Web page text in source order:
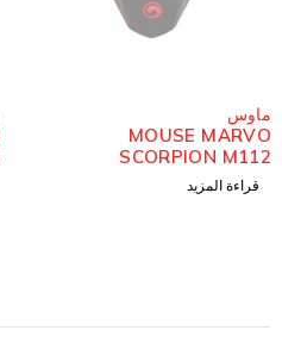
مُباع
ماوس
MOUSE MARVO
SCORPION M112
قراءة المزيد